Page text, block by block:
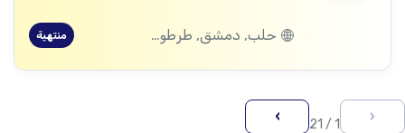
حلب, دمشق, طرطوس, ريف دمشق, ديرالزور, درعا, إدلب, القنيطرة, اللاذقية, الرقة, حمص, الحسكة, حماة منتهية
‹
1 / 21
›